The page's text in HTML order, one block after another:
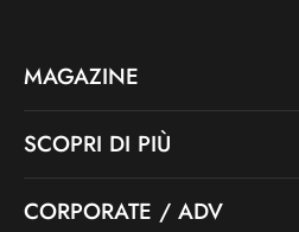
MAGAZINE
SCOPRI DI PIÙ
CORPORATE / ADV